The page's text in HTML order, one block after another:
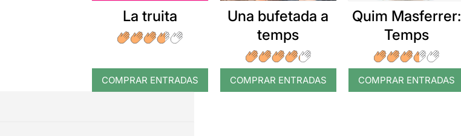
La truita
COMPRAR ENTRADAS
Una bufetada a
temps
COMPRAR ENTRADAS
Quim Masferrer:
Temps
COMPRAR ENTRADAS